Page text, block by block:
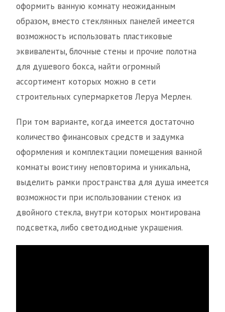
оформить ванную комнату неожиданным
образом, вместо стеклянных панелей имеется
возможность использовать пластиковые
эквиваленты, блочные стены и прочие полотна
для душевого бокса, найти огромный
ассортимент которых можно в сети
строительных супермаркетов Леруа Мерлен.
При том варианте, когда имеется достаточно
количество финансовых средств и задумка
оформления и комплектации помещения ванной
комнаты воистину неповторима и уникальна,
выделить рамки пространства для душа имеется
возможности при использовании стенок из
двойного стекла, внутри которых монтирована
подсветка, либо светодиодные украшения.